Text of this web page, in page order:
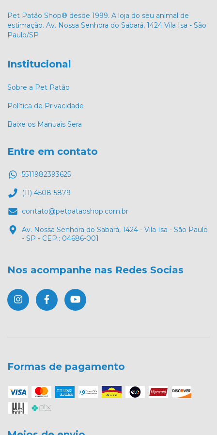
Pet Patão Shop® desde 1999. A loja do seu animal de
estimação. Av. Nossa Senhora do Sabará, 1424 Vila Isa - São
Paulo/SP
Institucional
Sobre a Pet Patão
Política de Privacidade
Baixe os Manuais Sera
Entre em contato
5511982393625
(11) 4508-5879
contato@petpataoshop.com.br
Av. Nossa Senhora do Sabará, 1424 - Vila Isa - São Paulo
- SP - CEP.: 04686-001
Nos acompanhe nas Redes Socias
Formas de pagamento